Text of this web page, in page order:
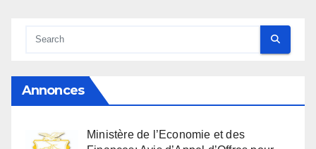
Annonces
Ministère de l’Economie et des